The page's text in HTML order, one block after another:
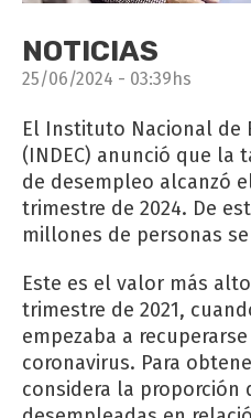
NOTICIAS
25/06/2024 - 03:39hs
El Instituto Nacional de
(INDEC) anunció que la
de desempleo alcanzó
trimestre de 2024. De
millones de personas
Este es el valor más
trimestre de 2021,
empezaba a
coronavirus. Para
considera la proporción